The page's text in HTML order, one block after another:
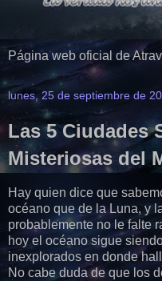
Página web oficial de
lunes, 25 de septiembre de
Las 5 Ciudades
Misteriosas del
Hay quien dice que
océano que de la Luna, y
probablemente no le falte
hoy el océano sigue
inexplorados en donde
No cabe duda de que los